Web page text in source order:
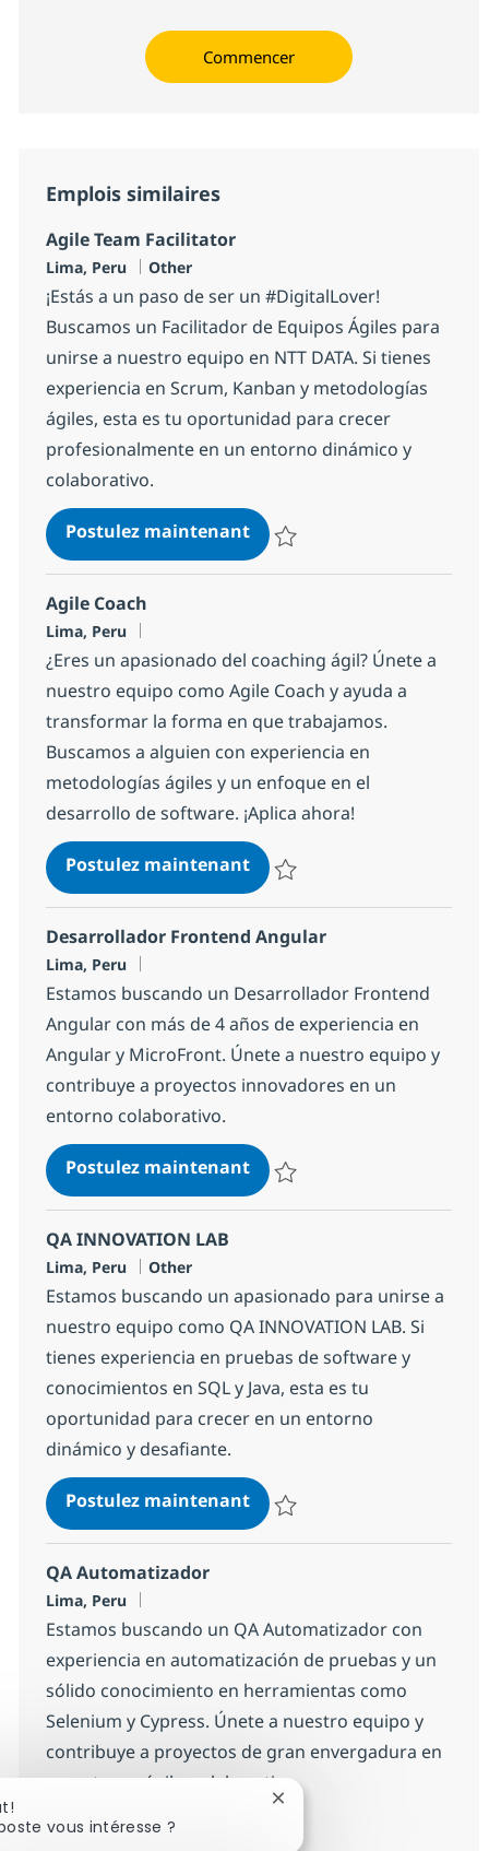
Commencer
Emplois similaires
Agile Team Facilitator
Localisation
Lima, Peru Catégorie
Other
¡Estás a un paso de ser un #DigitalLover!
Buscamos un Facilitador de Equipos Ágiles para
unirse a nuestro equipo en NTT DATA. Si tienes
experiencia en Scrum, Kanban y metodologías
ágiles, esta es tu oportunidad para crecer
profesionalmente en un entorno dinámico y
colaborativo.
Postulez maintenantAgile Team Facilitator
Agile Coach
Localisation
Lima, Peru
¿Eres un apasionado del coaching ágil? Únete a
nuestro equipo como Agile Coach y ayuda a
transformar la forma en que trabajamos.
Buscamos a alguien con experiencia en
metodologías ágiles y un enfoque en el
desarrollo de software. ¡Aplica ahora!
Postulez maintenantAgile Coach
Desarrollador Frontend Angular
Localisation
Lima, Peru
Estamos buscando un Desarrollador Frontend
Angular con más de 4 años de experiencia en
Angular y MicroFront. Únete a nuestro equipo y
contribuye a proyectos innovadores en un
entorno colaborativo.
Postulez maintenantDesarrollador Frontend
QA INNOVATION LAB
Localisation
Lima, Peru Catégorie
Other
Estamos buscando un apasionado para unirse a
nuestro equipo como QA INNOVATION LAB. Si
tienes experiencia en pruebas de software y
conocimientos en SQL y Java, esta es tu
oportunidad para crecer en un entorno
dinámico y desafiante.
Postulez maintenantQA INNOVATION LAB
QA Automatizador
Localisation
Lima, Peru
Estamos buscando un QA Automatizador con
experiencia en automatización de pruebas y un
sólido conocimiento en herramientas como
Selenium y Cypress. Únete a nuestro equipo y
contribuye a proyectos de gran envergadura en
un entorno ágil y colaborativo.
Postulez maintenant
vous intéresse ?
Fermer la notification du